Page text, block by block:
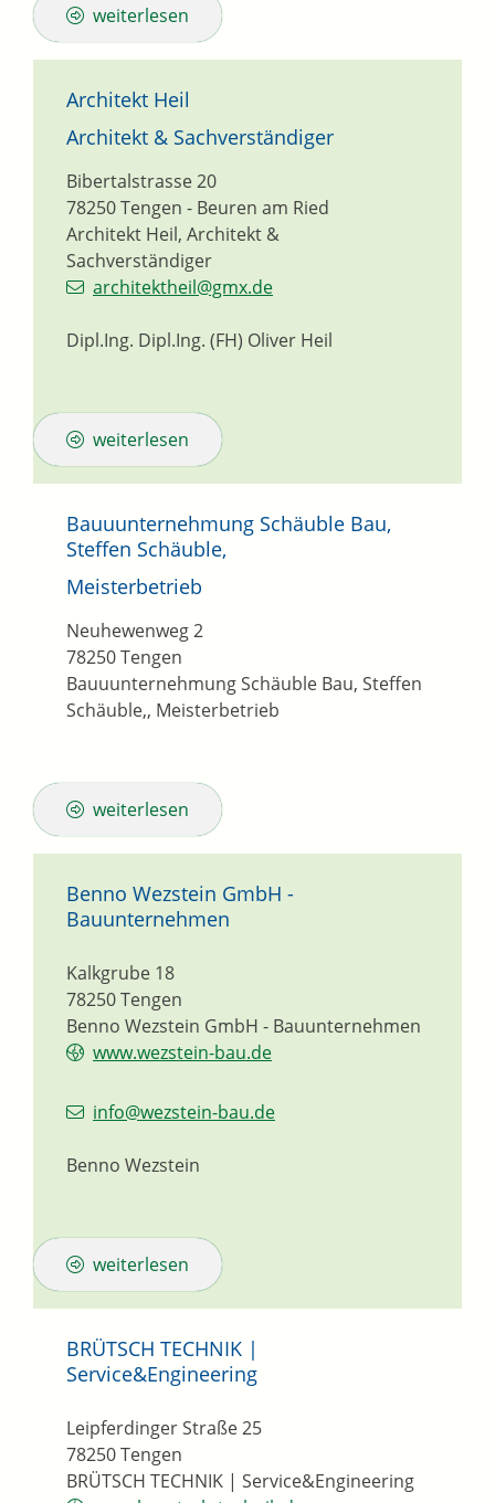
weiterlesen
Architekt Heil
Architekt & Sachverständiger
Architekt Heil, Architekt &
Sachverständiger
Bibertalstrasse 20
78250Tengen - Beuren am Ried
architektheil@gmx.de
Dipl.Ing. Dipl.Ing. (FH) Oliver Heil
weiterlesen
Bauuunternehmung Schäuble Bau,
Steffen Schäuble,
Meisterbetrieb
Bauuunternehmung Schäuble Bau, Steffen
Schäuble,, Meisterbetrieb
Neuhewenweg 2
78250Tengen
weiterlesen
Benno Wezstein GmbH -
Bauunternehmen
Benno Wezstein GmbH - Bauunternehmen
Kalkgrube 18
78250Tengen
www.wezstein-bau.de
info@wezstein-bau.de
Benno Wezstein
weiterlesen
BRÜTSCH TECHNIK |
Service&Engineering
BRÜTSCH TECHNIK | Service&Engineering
Leipferdinger Straße 25
78250Tengen